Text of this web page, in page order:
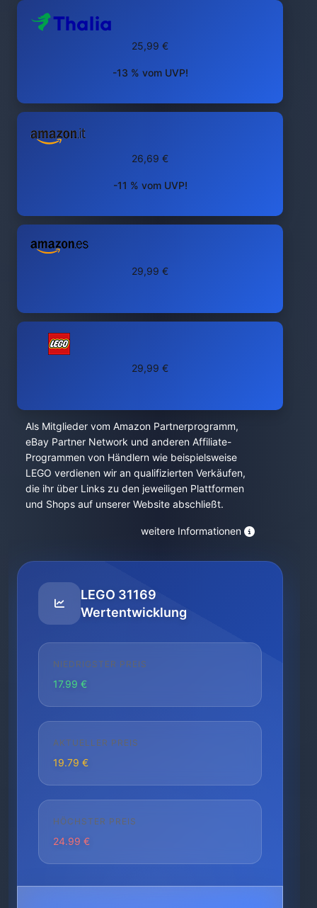
25,99 €
-13 % vom UVP!
26,69 €
-11 % vom UVP!
29,99 €
29,99 €
Als Mitglieder vom Amazon Partnerprogramm,
eBay Partner Network und anderen Affiliate-
Programmen von Händlern wie beispielsweise
LEGO verdienen wir an qualifizierten Verkäufen,
die ihr über Links zu den jeweiligen Plattformen
und Shops auf unserer Website abschließt.
weitere Informationen
LEGO 31169
Wertentwicklung
NIEDRIGSTER PREIS
17.99 €
AKTUELLER PREIS
19.79 €
HÖCHSTER PREIS
24.99 €